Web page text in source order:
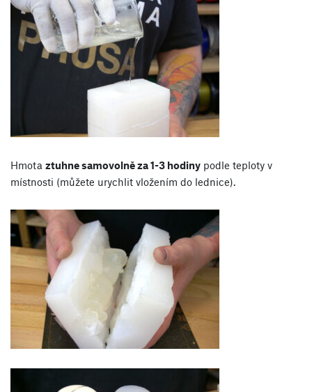
Hmota ztuhne samovolně za 1-3 hodiny podle teploty v
místnosti (můžete urychlit vložením do lednice).